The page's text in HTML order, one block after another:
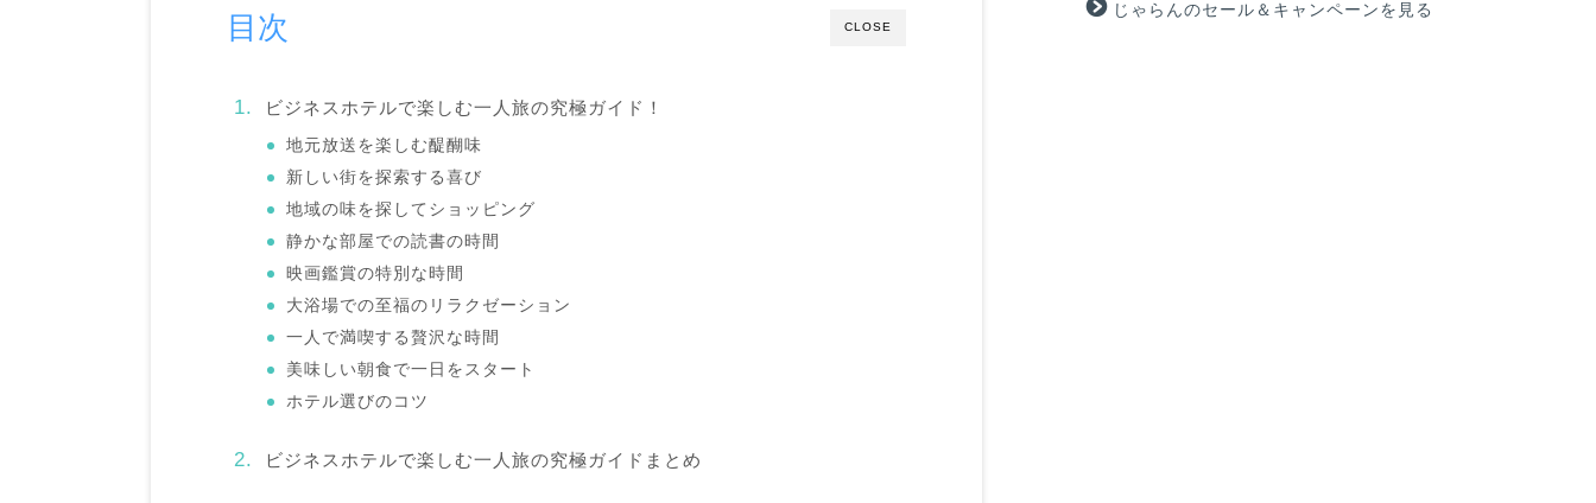
CLOSE
目次
ビジネスホテルで楽しむ一人旅の究極ガイド！
地元放送を楽しむ醍醐味
新しい街を探索する喜び
地域の味を探してショッピング
静かな部屋での読書の時間
映画鑑賞の特別な時間
大浴場での至福のリラクゼーション
一人で満喫する贅沢な時間
美味しい朝食で一日をスタート
ホテル選びのコツ
ビジネスホテルで楽しむ一人旅の究極ガイドまとめ
じゃらんのセール＆キャンペーンを見る